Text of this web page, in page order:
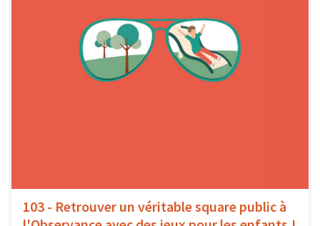
103 - Retrouver un véritable square public à